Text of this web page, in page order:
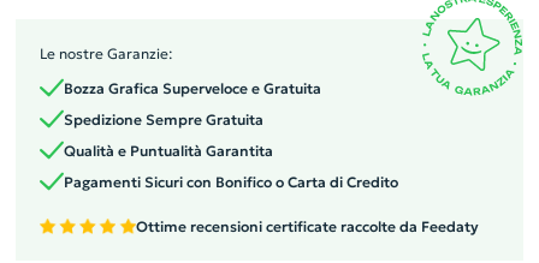
Le nostre Garanzie:
Bozza Grafica Superveloce e Gratuita
Spedizione Sempre Gratuita
Qualità e Puntualità Garantita
Pagamenti Sicuri con Bonifico o Carta di Credito
Ottime recensioni certificate raccolte da Feedaty